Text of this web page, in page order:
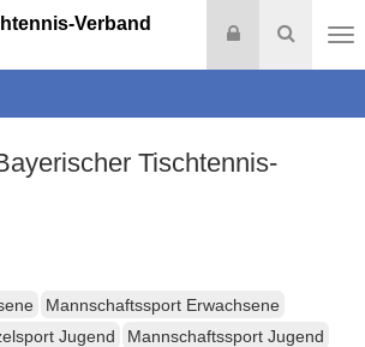
Suche
Login
Verband
Tischtennis-
Mannschaftssport Erwachsene
Jugend
Mannschaftssport Jugend